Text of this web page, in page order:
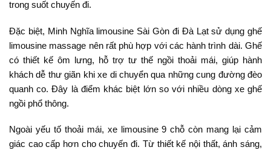
trong suốt chuyến đi.
Đặc biệt, Minh Nghĩa limousine Sài Gòn đi Đà Lạt sử dụng ghế
limousine massage nên rất phù hợp với các hành trình dài. Ghế
có thiết kế ôm lưng, hỗ trợ tư thế ngồi thoải mái, giúp hành
khách dễ thư giãn khi xe di chuyển qua những cung đường đèo
quanh co. Đây là điểm khác biệt lớn so với nhiều dòng xe ghế
ngồi phổ thông.
Ngoài yếu tố thoải mái, xe limousine 9 chỗ còn mang lại cảm
giác cao cấp hơn cho chuyến đi. Từ thiết kế nội thất, ánh sáng,